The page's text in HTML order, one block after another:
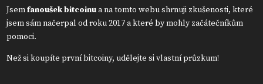
Jsemfanoušek bitcoinua na tomto webu shrnuji zkušenosti, které
jsem sám načerpal od roku 2017 a které by mohly začátečníkům
pomoci.
Než si koupíte první bitcoiny, udělejte si vlastní průzkum!